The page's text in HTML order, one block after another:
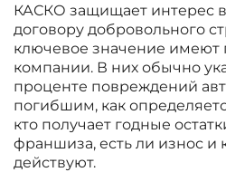
КАСКО защищает интерес
договору добровольного
ключевое значение имеют
компании. В них обычно
проценте повреждений
погибшим, как
кто получает годные
франшиза, есть ли износ и
действуют.